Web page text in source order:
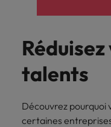
talents
Découvrez pourquoi
certaines